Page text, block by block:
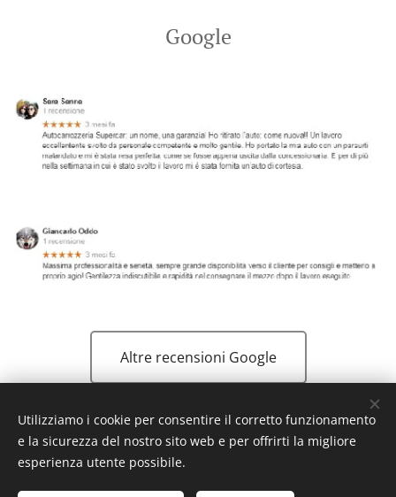
Google
Altre recensioni Google
Servizi di riparazione carrozzeria e autonoleggio
Autocarrozzeria Supercar© 2024 Tutti i diritti riservati
Utilizziamo i cookie per consentire il corretto funzionamento
e la sicurezza del nostro sito web e per offrirti la migliore
esperienza utente possibile.